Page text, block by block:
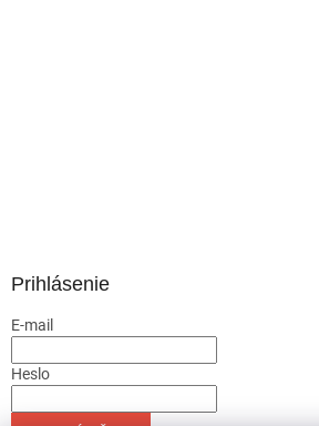
Prihlásenie
E-mail
Heslo